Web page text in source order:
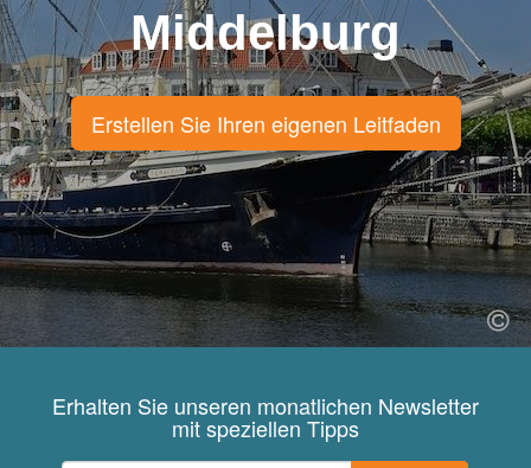
Middelburg
Erstellen Sie Ihren eigenen Leitfaden
Erhalten Sie unseren monatlichen Newsletter
mit speziellen Tipps